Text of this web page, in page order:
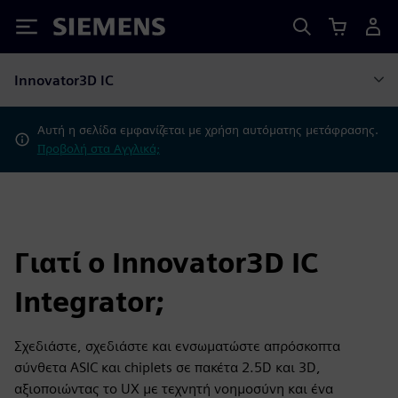
Siemens
Innovator3D IC
Αυτή η σελίδα εμφανίζεται με χρήση αυτόματης μετάφρασης.
Προβολή στα Αγγλικά;
Γιατί ο Innovator3D IC
Integrator;
Σχεδιάστε, σχεδιάστε και ενσωματώστε απρόσκοπτα
σύνθετα ASIC και chiplets σε πακέτα 2.5D και 3D,
αξιοποιώντας το UX με τεχνητή νοημοσύνη και ένα